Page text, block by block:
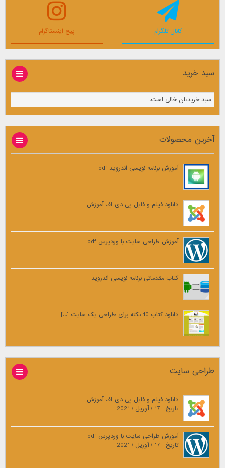
کانال تلگرام پیج اینستاگرام
سبد خرید
سبد خریدتان خالی است.
آخرین محصولات
آموزش برنامه نویسی اندروید pdf
دانلود فیلم و فایل پی دی اف آموزش
آموزش طراحی سایت با وردپرس pdf
کتاب مقدماتی برنامه نویسی اندروید
دانلود کتاب 10 نکته برای طراحی یک سایت [...]
طراحی سایت
دانلود فیلم و فایل پی دی اف آموزش
تاریخ : 17 / آوریل / 2021
آموزش طراحی سایت با وردپرس pdf
تاریخ : 17 / آوریل / 2021